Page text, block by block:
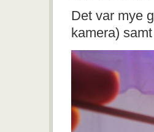
Det var mye
kamera)